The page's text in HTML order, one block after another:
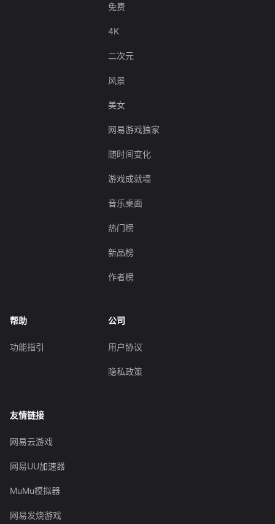
免费
4K
二次元
风景
美女
网易游戏独家
随时间变化
游戏成就墙
音乐桌面
热门榜
新品榜
作者榜
帮助
功能指引
公司
用户协议
隐私政策
友情链接
网易云游戏
网易UU加速器
MuMu模拟器
网易发烧游戏